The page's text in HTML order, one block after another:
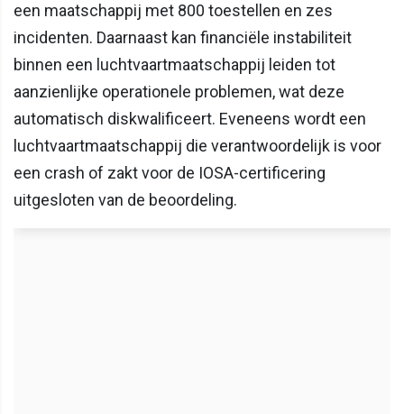
een maatschappij met 800 toestellen en zes
incidenten. Daarnaast kan financiële instabiliteit
binnen een luchtvaartmaatschappij leiden tot
aanzienlijke operationele problemen, wat deze
automatisch diskwalificeert. Eveneens wordt een
luchtvaartmaatschappij die verantwoordelijk is voor
een crash of zakt voor de IOSA-certificering
uitgesloten van de beoordeling.